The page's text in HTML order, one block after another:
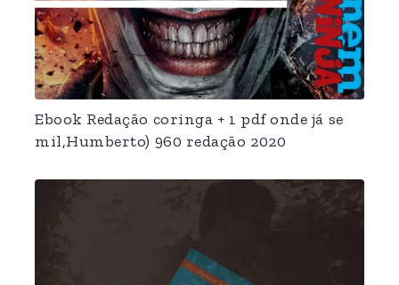
Ebook Redação coringa + 1 pdf onde já se
mil,Humberto) 960 redação 2020